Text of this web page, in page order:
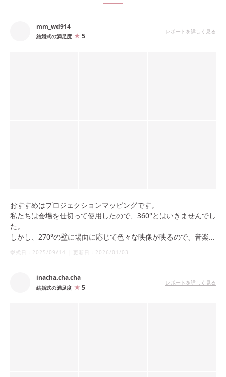
mm_wd914
結婚式の満足度 5
レポートを詳しく見る
おすすめはプロジェクションマッピングです。
私たちは会場を仕切って使用したので、360°とはいきませんでし
た。
しかし、270°の壁に場面に応じて色々な映像が映るので、音楽と
見返してもこの会場にしてよかったと改めて思いました。
挙式日： 2025/09/14 | 更新日： 2026/01/03
inacha.cha.cha
結婚式の満足度 5
レポートを詳しく見る